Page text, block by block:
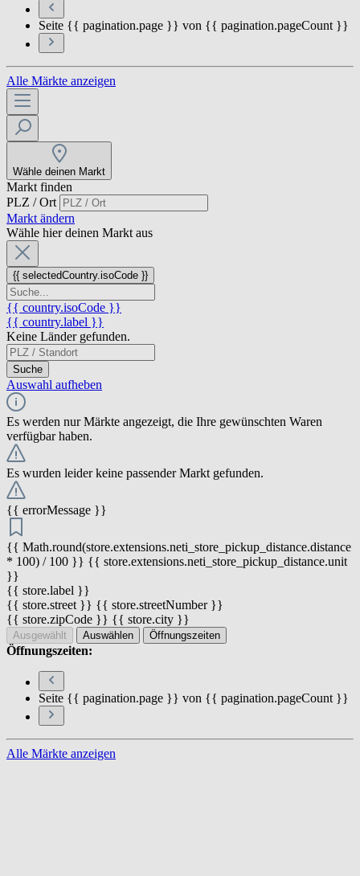
Seite {{ pagination.page }} von {{ pagination.pageCount }}
Alle Märkte anzeigen
Wähle deinen Markt
Markt finden
PLZ / Ort
Markt ändern
Wähle hier deinen Markt aus
{{ selectedCountry.isoCode }}
{{ country.isoCode }}
{{ country.label }}
Keine Länder gefunden.
Suche
Auswahl aufheben
Es werden nur Märkte angezeigt, die Ihre gewünschten Waren
verfügbar haben.
Es wurden leider keine passender Markt gefunden.
{{ errorMessage }}
{{ Math.round(store.extensions.neti_store_pickup_distance.distance
* 100) / 100 }} {{ store.extensions.neti_store_pickup_distance.unit
}}
{{ store.label }}
{{ store.street }} {{ store.streetNumber }}
{{ store.zipCode }} {{ store.city }}
Ausgewählt Auswählen Öffnungszeiten
Öffnungszeiten:
Seite {{ pagination.page }} von {{ pagination.pageCount }}
Alle Märkte anzeigen